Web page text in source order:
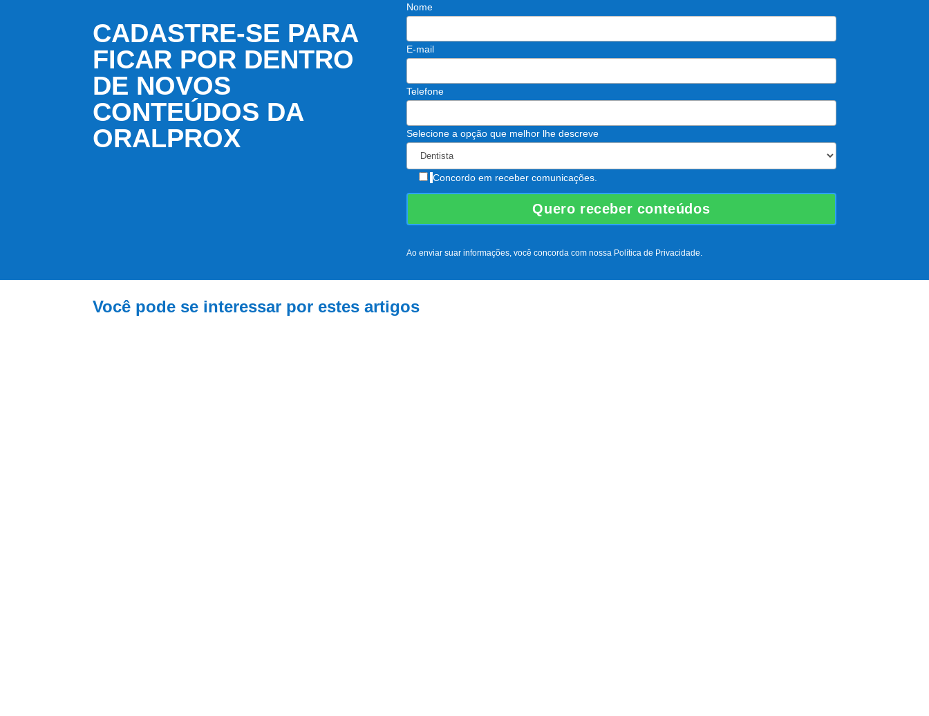
CADASTRE-SE PARA
FICAR POR DENTRO
DE NOVOS
CONTEÚDOS DA
ORALPROX
Nome
E-mail
Telefone
Selecione a opção que melhor lhe descreve
Concordo em receber comunicações.
Ao enviar suar informações, você concorda com nossa Política de Privacidade.
Você pode se interessar por estes artigos